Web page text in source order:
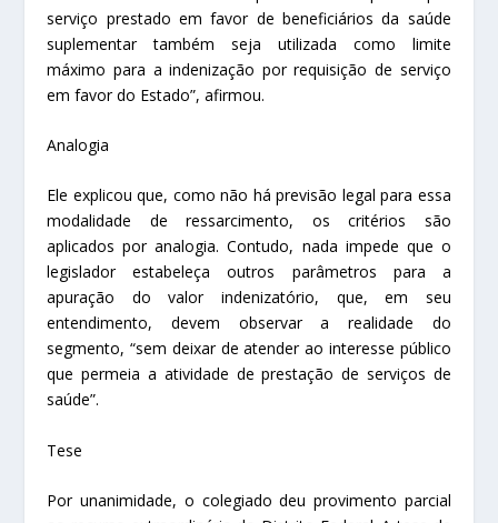
serviço prestado em favor de beneficiários da saúde
suplementar também seja utilizada como limite
máximo para a indenização por requisição de serviço
em favor do Estado”, afirmou.
Analogia
Ele explicou que, como não há previsão legal para essa
modalidade de ressarcimento, os critérios são
aplicados por analogia. Contudo, nada impede que o
legislador estabeleça outros parâmetros para a
apuração do valor indenizatório, que, em seu
entendimento, devem observar a realidade do
segmento, “sem deixar de atender ao interesse público
que permeia a atividade de prestação de serviços de
saúde”.
Tese
Por unanimidade, o colegiado deu provimento parcial